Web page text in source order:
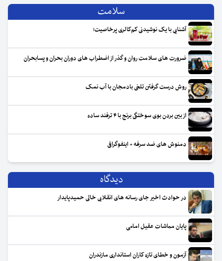
سلامت
آشنایی با یک نوشیدنی کم‌کالری پرخاصیت!
ضرورت های سلامت روان و گذر از اضطراب های دوران بحران و پسابحران
روش درست گرفتن تلخی بادمجان با آب نمک
از بین بردن بوی سوختگی برنج با ۴ ترفند ساده
دمنوش های ضد سرفه + اینفوگرافی
دیدگاه‌
در حوادث اخیر جای رسانه های انقلابی خالی حمیدپایدار
پایان مماشات عقیل امامی
آزمون و خطای تازه کاران استانداری مازندران